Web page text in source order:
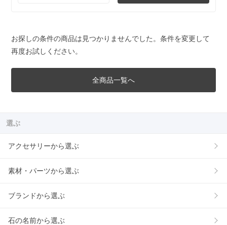
お探しの条件の商品は見つかりませんでした。条件を変更して
再度お試しください。
全商品一覧へ
選ぶ
アクセサリーから選ぶ
素材・パーツから選ぶ
ブランドから選ぶ
石の名前から選ぶ